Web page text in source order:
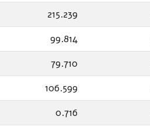
215.239
99.814
79.710
106.599
0.716